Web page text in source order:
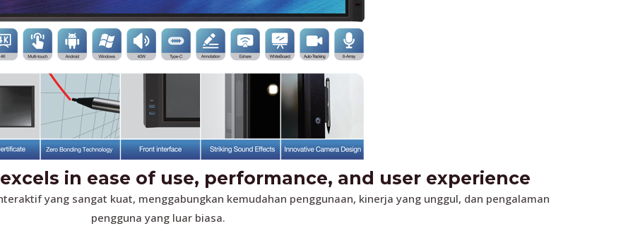
in ease of use, performance, and user experience
yang sangat kuat, menggabungkan kemudahan penggunaan, kinerja yang unggul, dan pengalaman
pengguna yang luar biasa.